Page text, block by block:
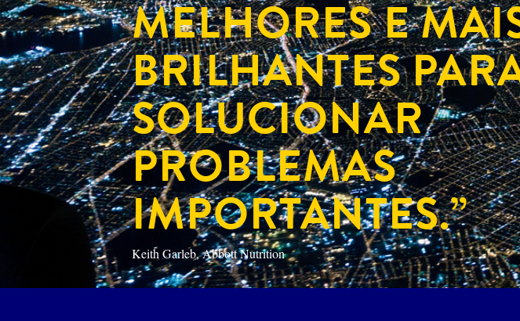
MELHORES E
BRILHANTES
SOLUCIONAR
PROBLEMAS
IMPORTANTES.”
Keith Garleb, Abbott Nutrition